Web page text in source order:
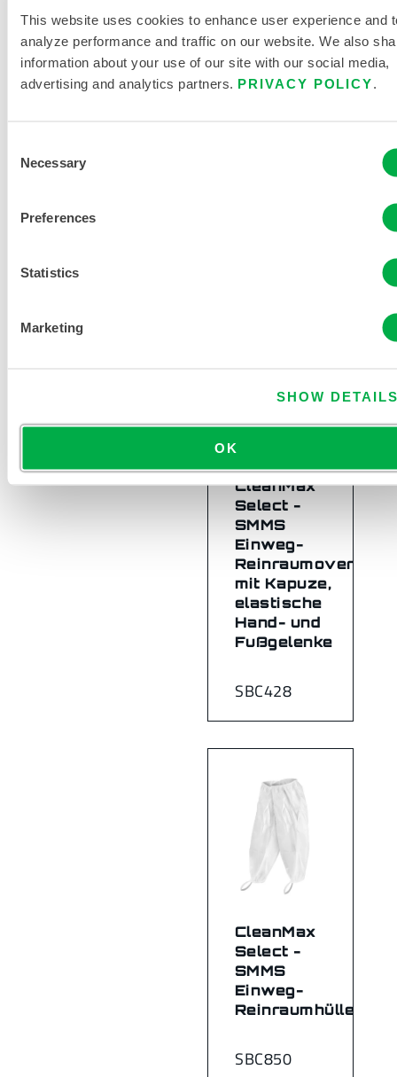
This website uses cookies to enhance user experience and
analyze performance and traffic on our website. We also
information about your use of our site with our social media,
advertising and analytics partners. PRIVACY POLICY
Selection
Necessary
Preferences
Statistics
Marketing
SHOW
OK
CleanMax
Select -
SMMS
SBC428
CleanMax
Select -
SMMS
Einweg-
Reinraumoverall
mit Kapuze,
elastische
Hand- und
Fußgelenke
SBC850
CleanMax
Select -
SMMS
Einweg-
Reinraumhüllen